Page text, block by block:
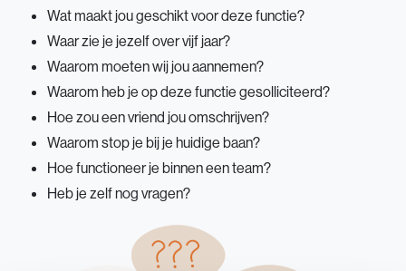
Wat maakt jou geschikt voor deze functie?
Waar zie je jezelf over vijf jaar?
Waarom moeten wij jou aannemen?
Waarom heb je op deze functie gesolliciteerd?
Hoe zou een vriend jou omschrijven?
Waarom stop je bij je huidige baan?
Hoe functioneer je binnen een team?
Heb je zelf nog vragen?